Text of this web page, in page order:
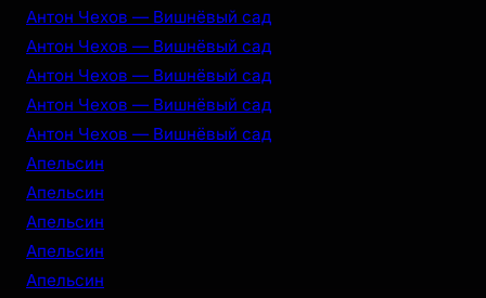
Антон Чехов — Вишнёвый сад
Антон Чехов — Вишнёвый сад
Антон Чехов — Вишнёвый сад
Антон Чехов — Вишнёвый сад
Антон Чехов — Вишнёвый сад
Апельсин
Апельсин
Апельсин
Апельсин
Апельсин